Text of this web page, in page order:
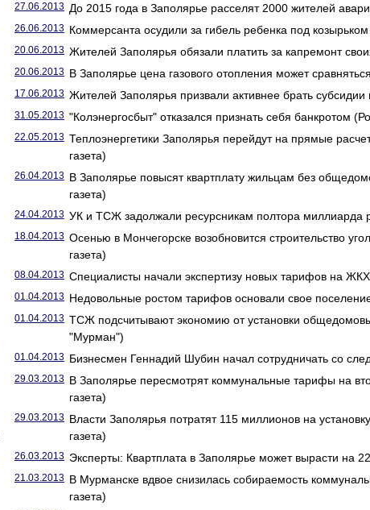
27.06.2013 До 2015 года в Заполярье расселят 2000 жителей
26.06.2013 Коммерсанта осудили за гибель ребенка под козырьком
20.06.2013 Жителей Заполярья обязали платить за капремонт
20.06.2013 В Заполярье цена газового отопления может
17.06.2013 Жителей Заполярья призвали активнее брать субсидии
31.05.2013 "Колэнергосбыт" отказался признать себя банкротом
22.05.2013 Теплоэнергетики Заполярья перейдут на прямые
газета)
26.04.2013 В Заполярье повысят квартплату жильцам без
газета)
24.04.2013 УК и ТСЖ задолжали ресурсникам полтора миллиарда
18.04.2013 Осенью в Мончегорске возобновится строительство
газета)
08.04.2013 Специалисты начали экспертизу новых тарифов на ЖКХ
01.04.2013 Недовольные ростом тарифов основали свое
01.04.2013 ТСЖ подсчитывают экономию от установки
"Мурман")
01.04.2013 Бизнесмен Геннадий Шубин начал сотрудничать со
29.03.2013 В Заполярье пересмотрят коммунальные тарифы на
газета)
29.03.2013 Власти Заполярья потратят 115 миллионов на
газета)
26.03.2013 Эксперты: Квартплата в Заполярье может вырасти на
21.03.2013 В Мурманске вдвое снизилась собираемость
газета)